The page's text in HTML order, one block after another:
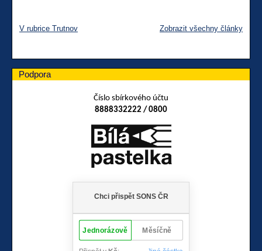
V rubrice Trutnov Zobrazit všechny články
Podpora
Číslo sbírkového účtu
8888332222 / 0800